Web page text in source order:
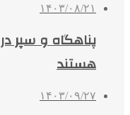
۱۴۰۳/۰۸/۲۱
پناهگاه و سپر
هستند
۱۴۰۳/۰۹/۲۷